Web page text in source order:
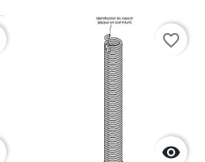

favorite_border